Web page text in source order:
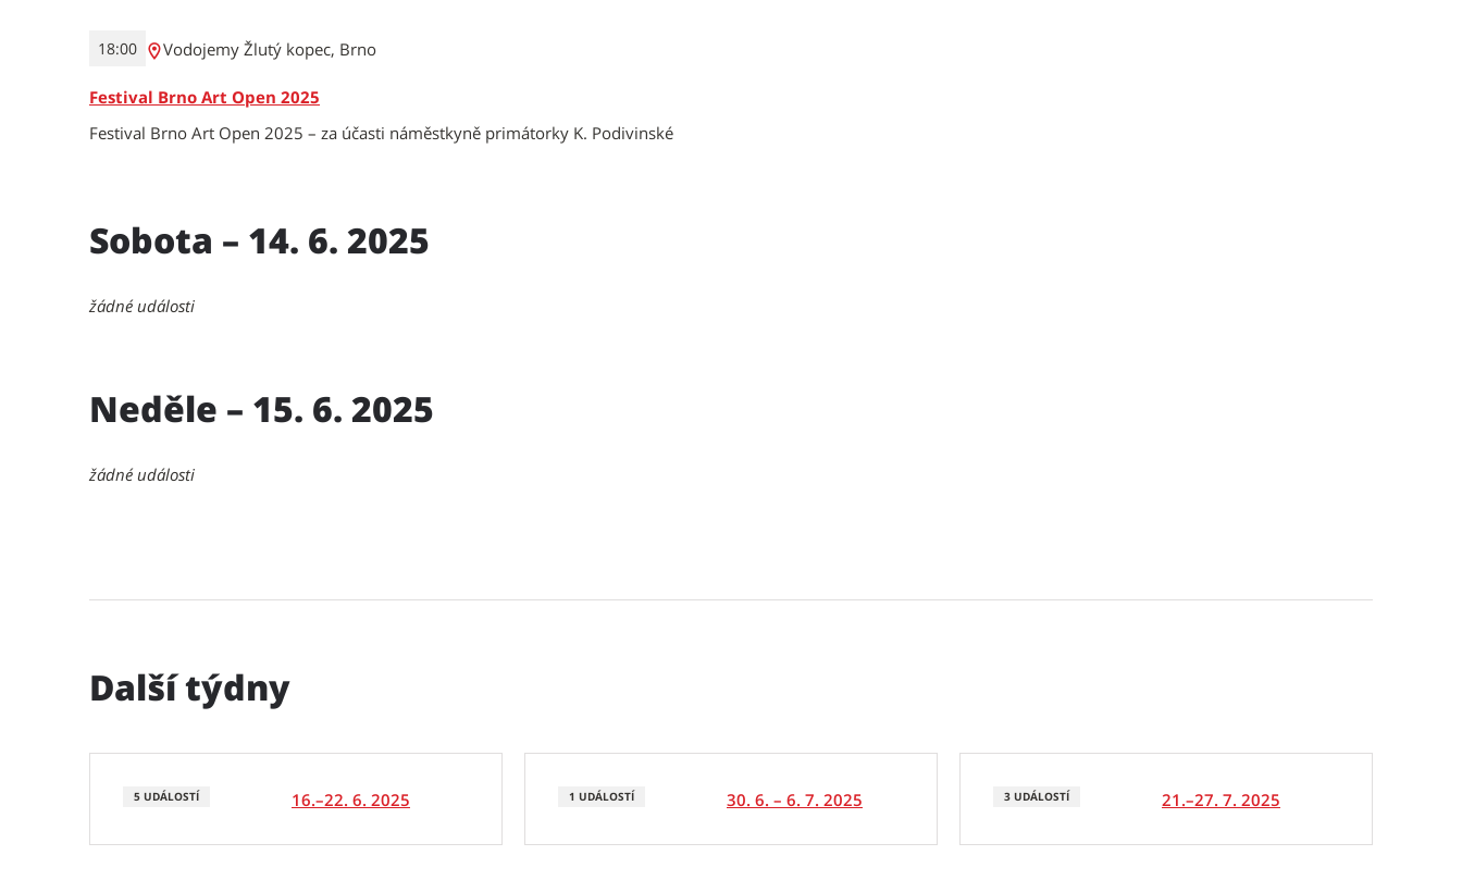
18:00 Vodojemy Žlutý kopec, Brno
Festival Brno Art Open 2025
Festival Brno Art Open 2025 – za účasti náměstkyně primátorky K. Podivinské
Sobota – 14. 6. 2025
žádné události
Neděle – 15. 6. 2025
žádné události
Další týdny
5 UDÁLOSTÍ 16.–22. 6. 2025 1 UDÁLOSTÍ 30. 6. – 6. 7. 2025 3 UDÁLOSTÍ 21.–27. 7. 2025